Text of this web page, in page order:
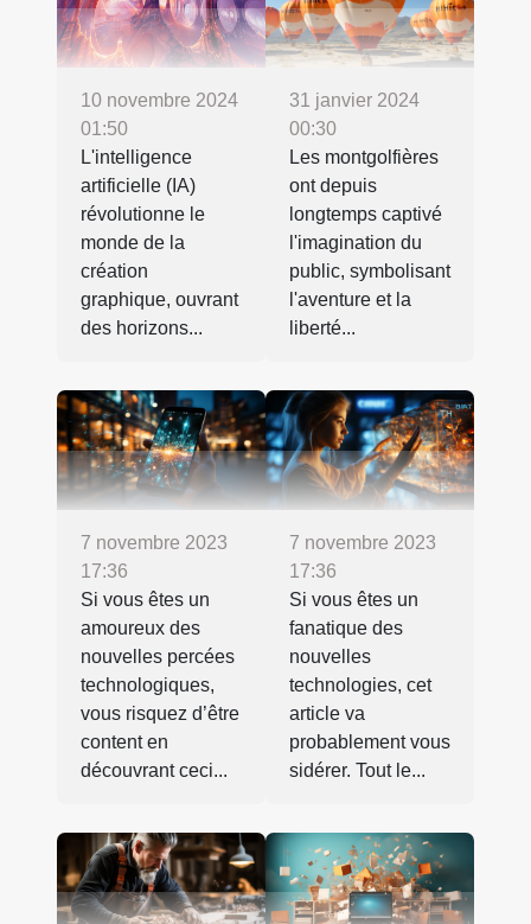
10 novembre 2024
01:50
L'intelligence
artificielle (IA)
révolutionne le
monde de la
création
graphique, ouvrant
des horizons...
31 janvier 2024
00:30
Les montgolfières
ont depuis
longtemps captivé
l'imagination du
public, symbolisant
l'aventure et la
liberté...
7 novembre 2023
17:36
Si vous êtes un
amoureux des
nouvelles percées
technologiques,
vous risquez d’être
content en
découvrant ceci...
7 novembre 2023
17:36
Si vous êtes un
fanatique des
nouvelles
technologies, cet
article va
probablement vous
sidérer. Tout le...